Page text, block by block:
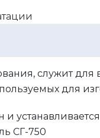
служит для
для
СГ-750